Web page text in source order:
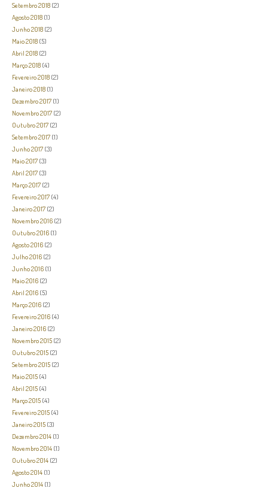
Setembro 2018 (2)
Agosto 2018 (1)
Junho 2018 (2)
Maio 2018 (5)
Abril 2018 (2)
Março 2018 (4)
Fevereiro 2018 (2)
Janeiro 2018 (1)
Dezembro 2017 (1)
Novembro 2017 (2)
Outubro 2017 (2)
Setembro 2017 (1)
Junho 2017 (3)
Maio 2017 (3)
Abril 2017 (3)
Março 2017 (2)
Fevereiro 2017 (4)
Janeiro 2017 (2)
Novembro 2016 (2)
Outubro 2016 (1)
Agosto 2016 (2)
Julho 2016 (2)
Junho 2016 (1)
Maio 2016 (2)
Abril 2016 (5)
Março 2016 (2)
Fevereiro 2016 (4)
Janeiro 2016 (2)
Novembro 2015 (2)
Outubro 2015 (2)
Setembro 2015 (2)
Maio 2015 (4)
Abril 2015 (4)
Março 2015 (4)
Fevereiro 2015 (4)
Janeiro 2015 (3)
Dezembro 2014 (1)
Novembro 2014 (1)
Outubro 2014 (2)
Agosto 2014 (1)
Junho 2014 (1)